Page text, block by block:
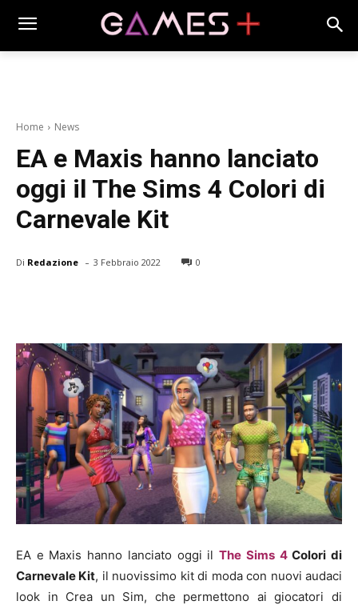
Home News
EA e Maxis hanno lanciato
oggi il The Sims 4 Colori di
Carnevale Kit
Di Redazione - 3 Febbraio 2022 0
EA e Maxis hanno lanciato oggi ilThe Sims 4Colori di
Carnevale Kit, il nuovissimo kit di moda con nuovi audaci
look in Crea un Sim, che permettono ai giocatori di